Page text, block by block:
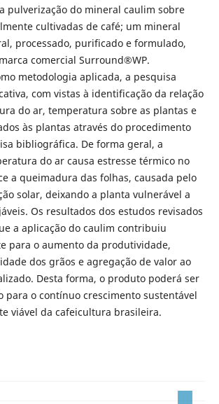
pulverização do mineral caulim sobre
cultivadas de café; um mineral
processado, purificado e formulado,
comercial Surround®WP.
metodologia aplicada, a pesquisa
com vistas à identificação da relação
do ar, temperatura sobre as plantas e
às plantas através do procedimento
bibliográfica. De forma geral, a
do ar causa estresse térmico no
a queimadura das folhas, causada pelo
solar, deixando a planta vulnerável a
Os resultados dos estudos revisados
a aplicação do caulim contribuiu
para o aumento da produtividade,
dos grãos e agregação de valor ao
Desta forma, o produto poderá ser
para o contínuo crescimento sustentável
viável da cafeicultura brasileira.